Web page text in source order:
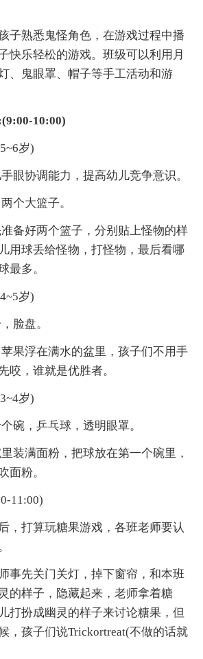
子熟悉鬼怪角色，在游戏过程中播
快乐轻松的游戏。班级可以利用月
、鬼眼罩、帽子等手工活动和游
10:00)
岁)
眼协调能力，提高幼儿竞争意识。
个大篮子。
备好两个篮子，分别贴上怪物的样
用球丢给怪物，打怪物，最后看哪
最多。
岁)
脸盘。
果浮在满水的盆里，孩子们不用手
咬，谁就是优胜者。
岁)
碗，乒乓球，透明眼罩。
装满面粉，把球放在第一个碗里，
面粉。
11:00)
，打算玩糖果游戏，各班老师要认
事先关门关灯，掉下窗帘，和本班
的样子，隐藏起来，老师拿着糖
打扮成幽灵的样子来讨论糖果，但
，孩子们说Trickortreat(不做的话就